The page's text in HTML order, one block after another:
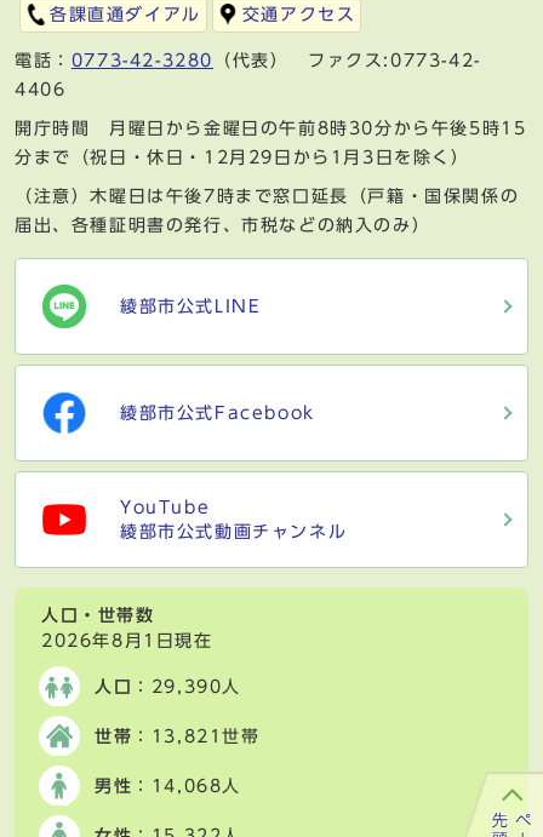
各課直通ダイアル
交通アクセス
電話： 0773-42-3280
（代表） ファクス:0773-42-
4406
開庁時間 月曜日から金曜日の午前8時30分から午後5時15
分まで（祝日・休日・12月29日から1月3日を除く）
（注意）木曜日は午後7時まで窓口延長（戸籍・国保関係の
届出、各種証明書の発行、市税などの納入のみ）
綾部市公式LINE
綾部市公式Facebook
YouTube
綾部市公式動画チャンネル
人口・世帯数
2026年8月1日現在
人口 ：29,390人
世帯 ：13,821世帯
男性 ：14,068人